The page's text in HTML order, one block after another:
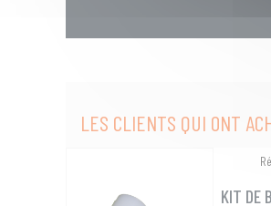
LES CLIENTS QUI ONT
KIT DE